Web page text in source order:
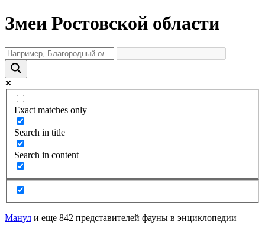
Змеи Ростовской области
Exact matches only
Search in title
Search in content
Манул и еще 842 представителей фауны в энциклопедии